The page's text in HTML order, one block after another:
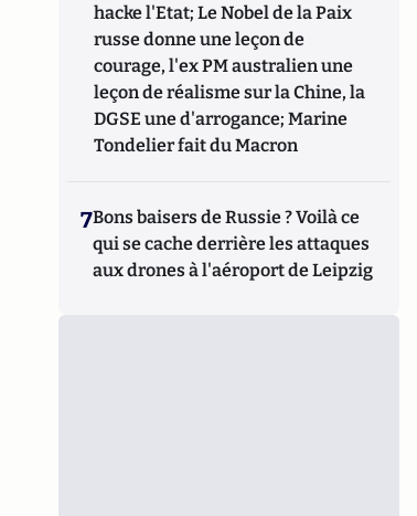
hacke l'Etat; Le Nobel de la Paix
russe donne une leçon de
courage, l'ex PM australien une
leçon de réalisme sur la Chine, la
DGSE une d'arrogance; Marine
Tondelier fait du Macron
7Bons baisers de Russie ? Voilà ce
qui se cache derrière les attaques
aux drones à l'aéroport de Leipzig